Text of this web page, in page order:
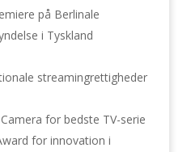
på Berlinale
i Tyskland
streamingrettigheder
for bedste TV-serie
for innovation i